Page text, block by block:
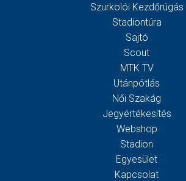
Szurkolói Kezdőrúgás
Stadiontúra
Sajtó
Scout
MTK TV
Utánpótlás
Női Szakág
Jegyértékesítés
Webshop
Stadion
Egyesület
Kapcsolat